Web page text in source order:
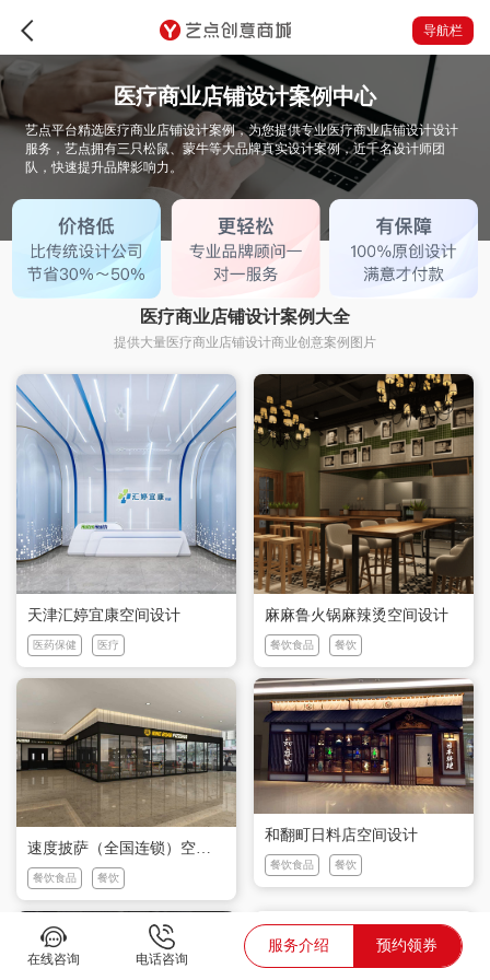
导航栏
医疗商业店铺设计案例中心
艺点平台精选医疗商业店铺设计案例，为您提供专业医疗商业店铺设计设计
服务，艺点拥有三只松鼠、蒙牛等大品牌真实设计案例，近千名设计师团
队，快速提升品牌影响力。
医疗商业店铺设计案例大全
提供大量医疗商业店铺设计商业创意案例图片
天津汇婷宜康空间设计
医药保健 医疗
麻麻鲁火锅麻辣烫空间设计
餐饮食品 餐饮
速度披萨（全国连锁）空间设计
餐饮食品 餐饮
和翻町日料店空间设计
餐饮食品 餐饮
在线咨询 电话咨询
服务介绍 预约领券